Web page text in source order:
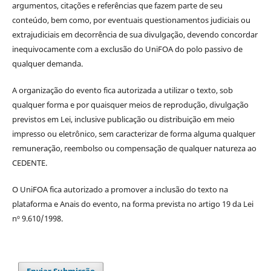
argumentos, citações e referências que fazem parte de seu
conteúdo, bem como, por eventuais questionamentos judiciais ou
extrajudiciais em decorrência de sua divulgação, devendo concordar
inequivocamente com a exclusão do UniFOA do polo passivo de
qualquer demanda.
A organização do evento fica autorizada a utilizar o texto, sob
qualquer forma e por quaisquer meios de reprodução, divulgação
previstos em Lei, inclusive publicação ou distribuição em meio
impresso ou eletrônico, sem caracterizar de forma alguma qualquer
remuneração, reembolso ou compensação de qualquer natureza ao
CEDENTE.
O UniFOA fica autorizado a promover a inclusão do texto na
plataforma e Anais do evento, na forma prevista no artigo 19 da Lei
nº 9.610/1998.